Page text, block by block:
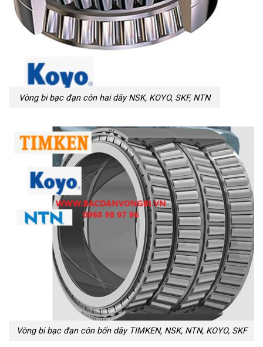
Vòng bi bạc đạn côn hai dãy NSK, KOYO, SKF, NTN
Vòng bi bạc đạn côn bốn dãy TIMKEN, NSK, NTN, KOYO, SKF